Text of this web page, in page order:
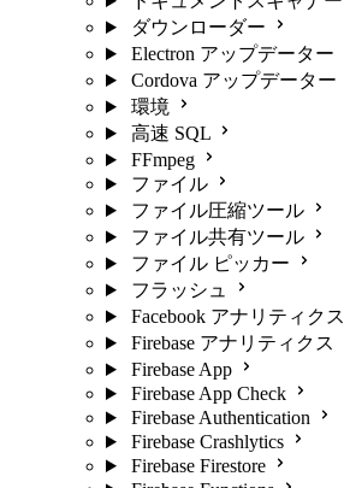
ダウンローダー
Electron アップデーター
Cordova アップデーター
環境
高速 SQL
FFmpeg
ファイル
ファイル圧縮ツール
ファイル共有ツール
ファイル ピッカー
フラッシュ
Facebook アナリティクス
Firebase アナリティクス
Firebase App
Firebase App Check
Firebase Authentication
Firebase Crashlytics
Firebase Firestore